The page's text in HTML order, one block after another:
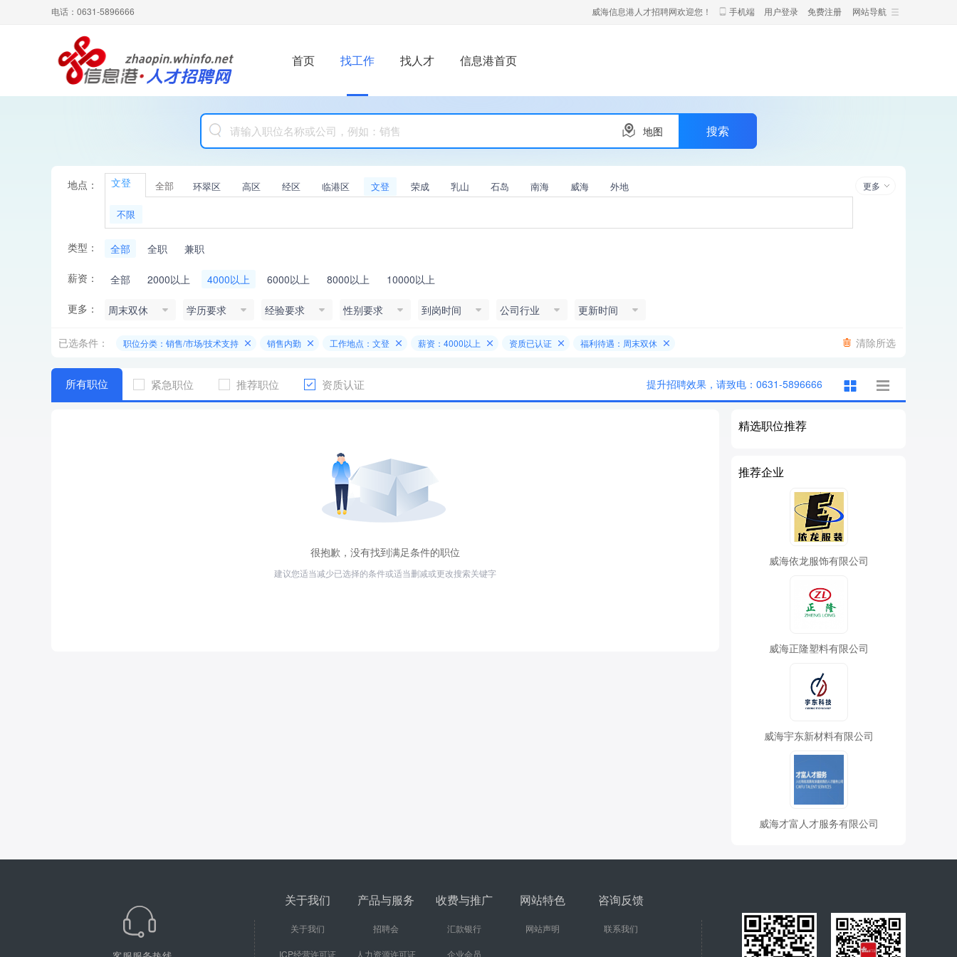
电话：0631-5896666 网站导航
威海信息港人才招聘网欢迎您！ 手机端 用户登录 免费注册
首页 找工作 找人才 信息港首页
地图
地点： 文登 全部 环翠区 高区 经区 临港区 文登 荣成 乳山 石岛 南海 威海 外地 更多
不限
类型： 全部 全职 兼职
薪资： 全部 2000以上 4000以上 6000以上 8000以上 10000以上
更多： 周末双休 学历要求 经验要求 性别要求 到岗时间 公司行业 更新时间
清除所选
已选条件： 职位分类：销售/市场/技术支持 销售内勤 工作地点：文登 薪资：4000以上 资质已认证 福利待遇：周末双休
所有职位 紧急职位 推荐职位 资质认证 提升招聘效果，请致电：0631-5896666
很抱歉，没有找到满足条件的职位
建议您适当减少已选择的条件或适当删减或更改搜索关键字
精选职位推荐
推荐企业
威海依龙服饰有限公司
威海正隆塑料有限公司
威海宇东新材料有限公司
威海才富人才服务有限公司
关于我们
关于我们
ICP经营许可证
产品与服务
招聘会
人力资源许可证
收费与推广
汇款银行
企业会员
网站特色
网站声明
咨询反馈
联系我们